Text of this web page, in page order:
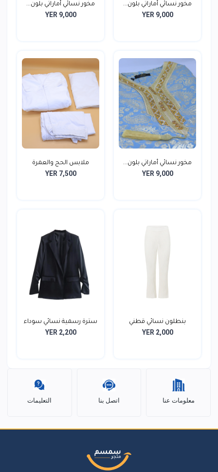
مخور نسائي أماراتي بلون...
YER 9,000
مخور نسائي أماراتي بلون...
YER 9,000
مخور نسائي أماراتي بلون...
YER 9,000
ملابس الحج والعمرة
نسائ...
YER 7,500
بنطلون نسائي قطني
بنسيج...
YER 2,000
سترة رسمية نسائي سوداء
YER 2,200
معلومات عنا اتصل بنا التعليمات